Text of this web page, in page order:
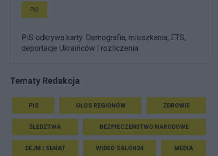
PiS
PiS odkrywa karty. Demografia, mieszkania, ETS,
deportacje Ukraińców i rozliczenia
Tematy Redakcja
PIS GŁOS REGIONÓW ZDROWIE
ŚLEDZTWA BEZPIECZEŃSTWO NARODOWE
SEJM I SENAT WIDEO SALON24 MEDIA